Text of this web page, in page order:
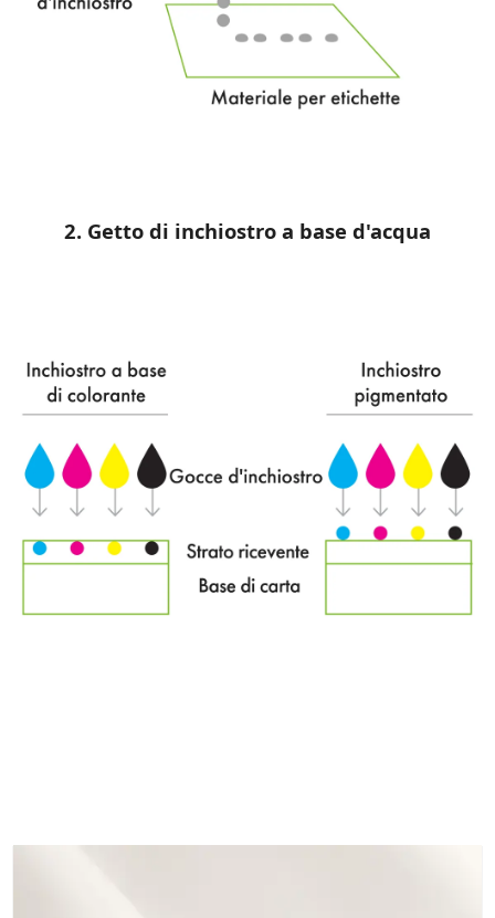
2. Getto di inchiostro a base d'acqua